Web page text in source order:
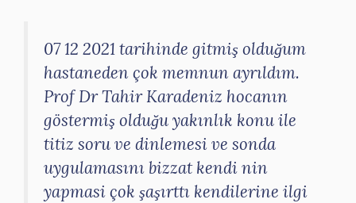
07 12 2021 tarihinde gitmiş olduğum
hastaneden çok memnun ayrıldım.
Prof Dr Tahir Karadeniz hocanın
göstermiş olduğu yakınlık konu ile
titiz soru ve dinlemesi ve sonda
uygulamasını bizzat kendi nin
yapmasi çok şaşırttı kendilerine ilgi